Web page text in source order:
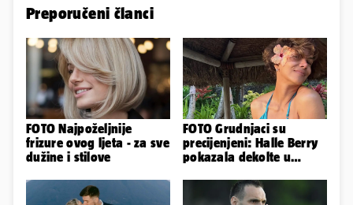
Preporučeni članci
FOTO Najpoželjnije
frizure ovog ljeta - za sve
dužine i stilove
FOTO Grudnjaci su
precijenjeni: Halle Berry
pokazala dekolte u